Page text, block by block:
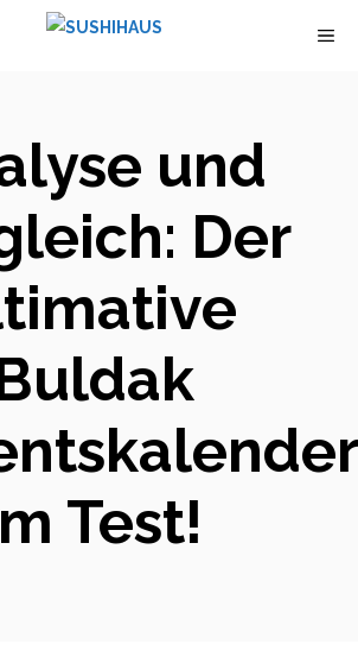
und
Der
Test!